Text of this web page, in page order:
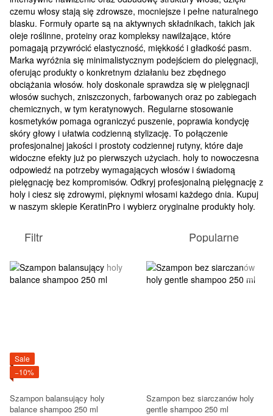
czemu włosy stają się zdrowsze, mocniejsze i pełne naturalnego
blasku. Formuły oparte są na aktywnych składnikach, takich jak
oleje roślinne, proteiny oraz kompleksy nawilżające, które
pomagają przywrócić elastyczność, miękkość i gładkość pasm.
Marka wyróżnia się minimalistycznym podejściem do pielęgnacji,
oferując produkty o konkretnym działaniu bez zbędnego
obciążania włosów. holy doskonale sprawdza się w pielęgnacji
włosów suchych, zniszczonych, farbowanych oraz po zabiegach
chemicznych, w tym keratynowych. Regularne stosowanie
kosmetyków pomaga ograniczyć puszenie, poprawia kondycję
skóry głowy i ułatwia codzienną stylizację. To połączenie
profesjonalnej jakości i prostoty codziennej rutyny, które daje
widoczne efekty już po pierwszych użyciach. holy to nowoczesna
odpowiedź na potrzeby wymagających włosów i świadomą
pielęgnację bez kompromisów. Odkryj profesjonalną pielęgnację z
holy i ciesz się zdrowymi, pięknymi włosami każdego dnia. Kupuj
w naszym sklepie KeratinPro i wybierz oryginalne produkty holy.
Filtr Popularne
Sale
−10%
Szampon balansujący holy
balance shampoo 250 ml
Szampon bez siarczanów holy
gentle shampoo 250 ml